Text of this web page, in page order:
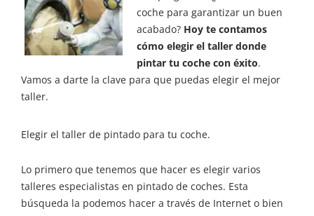
coche para garantizar un buen
acabado? Hoy te contamos
cómo elegir el taller donde
pintar tu coche con éxito.
Vamos a darte la clave para que puedas elegir el mejor
taller.
Elegir el taller de pintado para tu coche.
Lo primero que tenemos que hacer es elegir varios
talleres especialistas en pintado de coches. Esta
búsqueda la podemos hacer a través de Internet o bien